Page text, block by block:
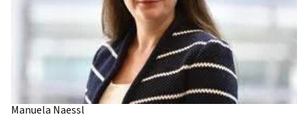
Manuela Naessl